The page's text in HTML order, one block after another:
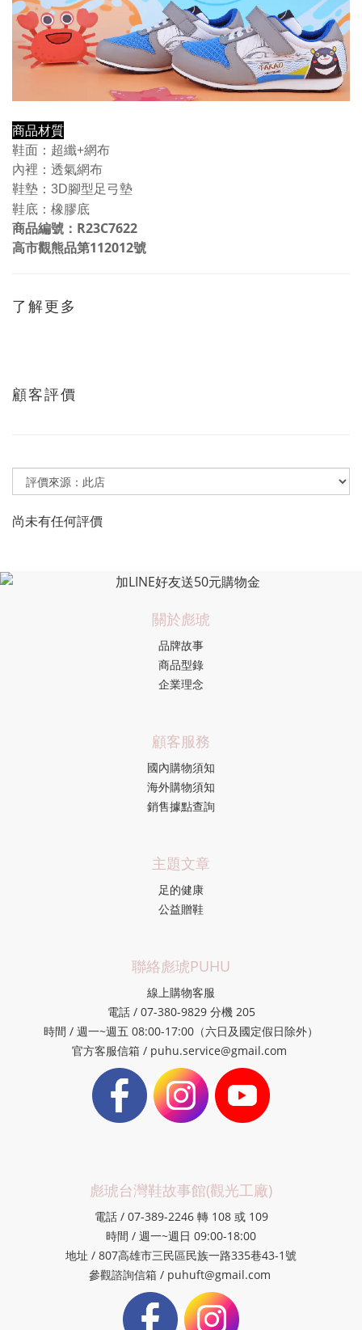
商品材質
鞋面： 超纖+網布
內裡：透氣網布
鞋墊： 3D腳型足弓墊
鞋底：橡膠底
商品編號： R23C7622
高市觀熊品第112012號
了解更多
顧客評價
尚未有任何評價
關於彪琥
品牌故事
商品型錄
企業理念
顧客服務
國內購物須知
海外購物須知
銷售據點查詢
主題文章
足的健康
公益贈鞋
聯絡彪琥PUHU
線上購物客服
電話 / 07-380-9829 分機 205
時間 / 週一~週五 08:00-17:00（六日及國定假日除外）
官方客服信箱 / puhu.service@gmail.com
彪琥台灣鞋故事館(觀光工廠)
電話 / 07-389-2246 轉 108 或 109
時間 / 週一~週日 09:00-18:00
地址 / 807高雄市三民區民族一路335巷43-1號
參觀諮詢信箱 / puhuft@gmail.com